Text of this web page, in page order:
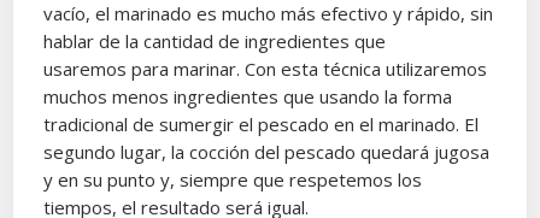
vacío, el marinado es mucho más efectivo y rápido, sin
hablar de la cantidad de ingredientes que
usaremos para marinar. Con esta técnica utilizaremos
muchos menos ingredientes que usando la forma
tradicional de sumergir el pescado en el marinado. El
segundo lugar, la cocción del pescado quedará jugosa
y en su punto y, siempre que respetemos los
tiempos, el resultado será igual.